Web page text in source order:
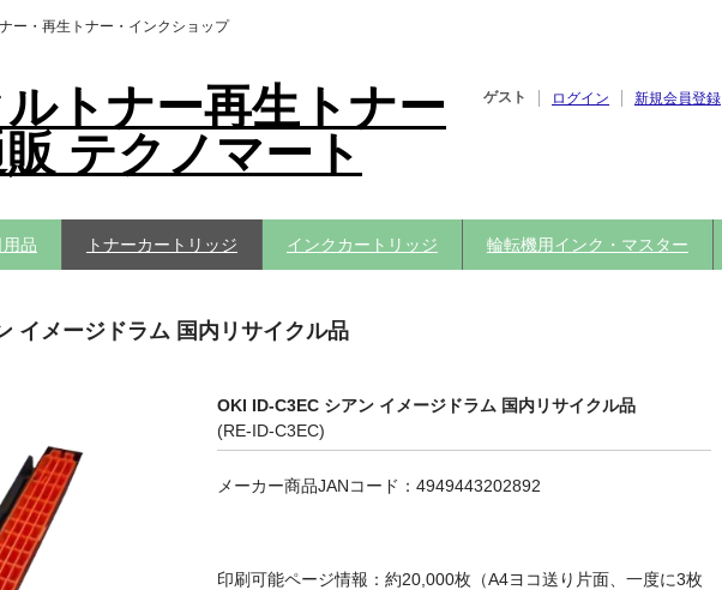
ー・再生トナー・インクショップ
トナー再生トナー
テクノマート
ゲスト ログイン 新規会員登録
品 トナーカートリッジ インクカートリッジ 輪転機用インク・マスター
イメージドラム 国内リサイクル品
OKI ID-C3EC シアン イメージドラム 国内リサイクル品
(RE-ID-C3EC)
メーカー商品JANコード：4949443202892
印刷可能ページ情報：約20,000枚（A4ヨコ送り片面、一度に3枚